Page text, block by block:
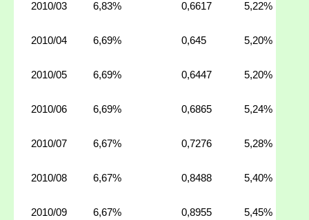
2010/03 6,83% 0,6617 5,22%
2010/04 6,69% 0,645 5,20%
2010/05 6,69% 0,6447 5,20%
2010/06 6,69% 0,6865 5,24%
2010/07 6,67% 0,7276 5,28%
2010/08 6,67% 0,8488 5,40%
2010/09 6,67% 0,8955 5,45%